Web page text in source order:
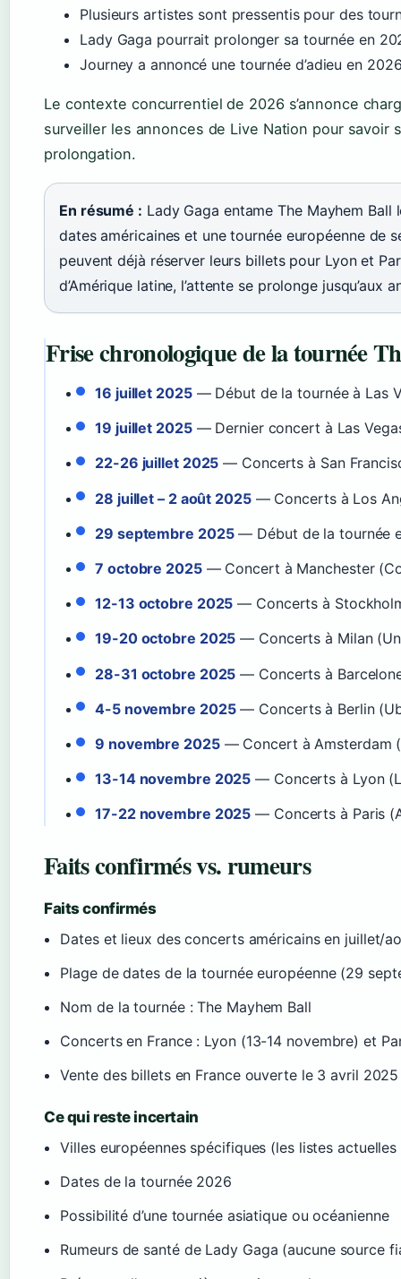
Plusieurs artistes sont pressentis pour des
Lady Gaga pourrait prolonger sa tournée en
Journey a annoncé une tournée d’adieu en
Le contexte concurrentiel de 2026 s’annonce
surveiller les annonces de Live Nation pour savoir
prolongation.
En résumé : Lady Gaga entame The Mayhem
dates américaines et une tournée européenne de
peuvent déjà réserver leurs billets pour Lyon et
d’Amérique latine, l’attente se prolonge jusqu’aux
Frise chronologique de la tournée
16 juillet 2025— Début de la tournée à Las
19 juillet 2025— Dernier concert à Las
22-26 juillet 2025 — Concerts à San
28 juillet – 2 août 2025— Concerts à Los
29 septembre 2025— Début de la tournée
7 octobre 2025— Concert à Manchester
12-13 octobre 2025 — Concerts à
19-20 octobre 2025 — Concerts à Milan
28-31 octobre 2025 — Concerts à
4-5 novembre 2025— Concerts à Berlin
9 novembre 2025— Concert à Amsterdam
13-14 novembre 2025 — Concerts à Lyon
17-22 novembre 2025 — Concerts à Paris
Faits confirmés vs. rumeurs
Faits confirmés
Dates et lieux des concerts américains en juillet/
Plage de dates de la tournée européenne (29
Nom de la tournée : The Mayhem Ball
Concerts en France : Lyon (13-14 novembre) et
Vente des billets en France ouverte le 3 avril 2025
Ce qui reste incertain
Villes européennes spécifiques (les listes
Dates de la tournée 2026
Possibilité d’une tournée asiatique ou océanienne
Rumeurs de santé de Lady Gaga (aucune source